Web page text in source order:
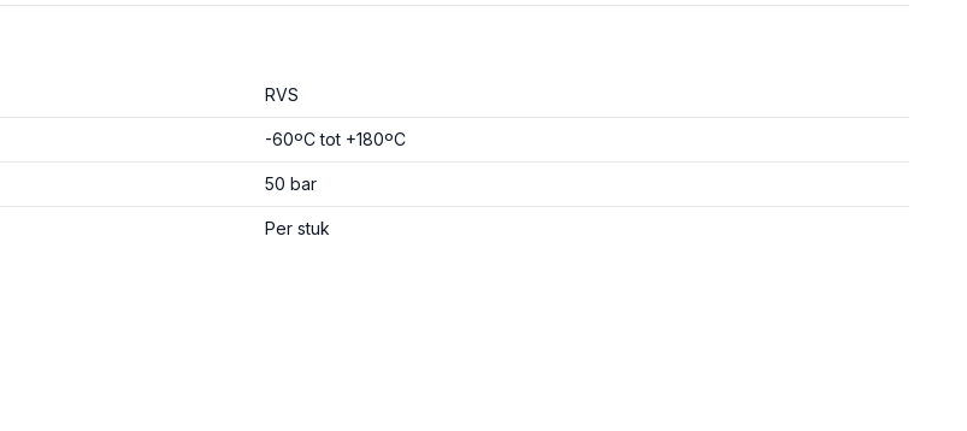
RVS
-60ºC tot +180ºC
50 bar
Per stuk